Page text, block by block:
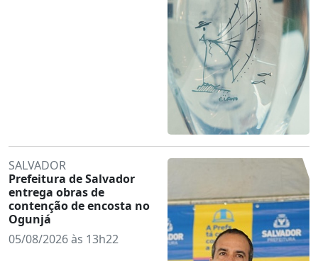
SALVADOR
Prefeitura de Salvador
entrega obras de
contenção de encosta no
Ogunjá
05/08/2026 às 13h22